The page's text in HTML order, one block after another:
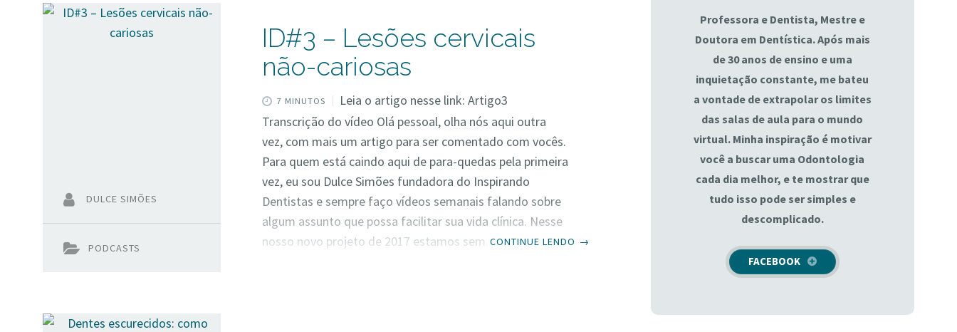
PODCASTS
DULCE SIMÕES
ID#3 – Lesões cervicais
não-cariosas
7 MINUTOS
Leia o artigo nesse link: Artigo3
Transcrição do vídeo Olá pessoal, olha nós aqui outra
vez, com mais um artigo para ser comentado com vocês.
Para quem está caindo aqui de para-quedas pela primeira
vez, eu sou Dulce Simões fundadora do Inspirando
Dentistas e sempre faço vídeos semanais falando sobre
algum assunto que possa facilitar sua vida clínica. Nesse
nosso novo projeto de 2017 estamos semanalmente
CONTINUE LENDO →
Professora e Dentista, Mestre e
Doutora em Dentística. Após mais
de 30 anos de ensino e uma
inquietação constante, me bateu
a vontade de extrapolar os limites
das salas de aula para o mundo
virtual. Minha inspiração é motivar
você a buscar uma Odontologia
cada dia melhor, e te mostrar que
tudo isso pode ser simples e
descomplicado.
FACEBOOK